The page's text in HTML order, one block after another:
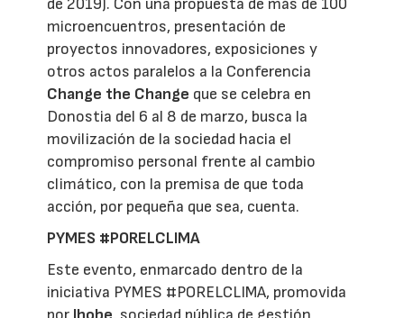
de 2019). Con una propuesta de más de 100
microencuentros, presentación de
proyectos innovadores, exposiciones y
otros actos paralelos a la Conferencia
Change the Change que se celebra en
Donostia del 6 al 8 de marzo, busca la
movilización de la sociedad hacia el
compromiso personal frente al cambio
climático, con la premisa de que toda
acción, por pequeña que sea, cuenta.
PYMES #PORELCLIMA
Este evento, enmarcado dentro de la
iniciativa PYMES #PORELCLIMA, promovida